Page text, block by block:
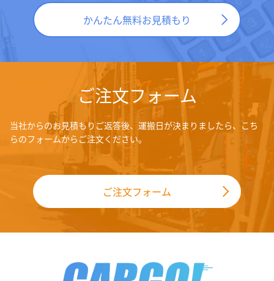
かんたん無料お見積もり
ご注文フォーム
当社からのお見積もりご返答後、運搬日が決まりましたら、こち
らのフォームからご注文ください。
ご注文フォーム